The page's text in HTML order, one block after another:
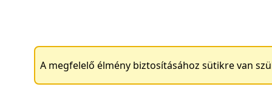
A megfelelő élmény biztosításához sütikre van